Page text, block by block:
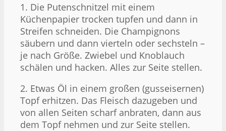
1. Die Putenschnitzel mit einem
Küchenpapier trocken tupfen und dann in
Streifen schneiden. Die Champignons
säubern und dann vierteln oder sechsteln –
je nach Größe. Zwiebel und Knoblauch
schälen und hacken. Alles zur Seite stellen.
2. Etwas Öl in einem großen (gusseisernen)
Topf erhitzen. Das Fleisch dazugeben und
von allen Seiten scharf anbraten, dann aus
dem Topf nehmen und zur Seite stellen.